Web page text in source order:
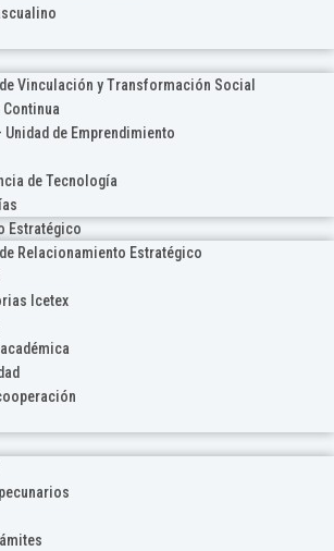
Vinculación y Transformación Social
Continua
Unidad de Emprendimiento
de Tecnología
Estratégico
Relacionamiento Estratégico
Icetex